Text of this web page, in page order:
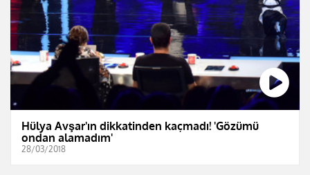
Hülya Avşar'ın dikkatinden kaçmadı! 'Gözümü
ondan alamadım'
28/03/2018